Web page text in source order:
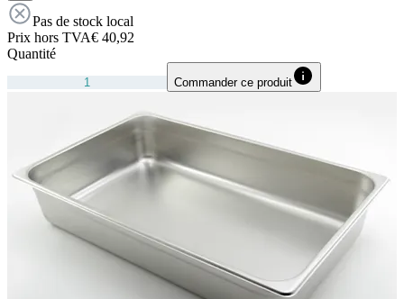
Pas de stock local
Prix hors TVA€ 40,92
Quantité
Commander ce produit